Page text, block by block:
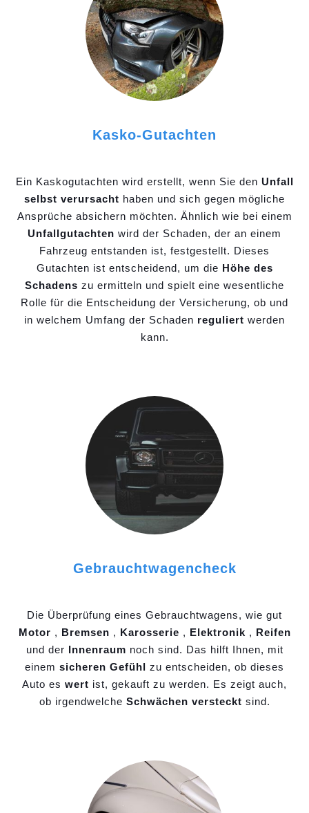
Kasko-Gutachten
Ein Kaskogutachten wird erstellt, wenn Sie den Unfall
selbst verursacht haben und sich gegen mögliche
Ansprüche absichern möchten. Ähnlich wie bei einem
Unfallgutachten wird der Schaden, der an einem
Fahrzeug entstanden ist, festgestellt. Dieses
Gutachten ist entscheidend, um die Höhe des
Schadens zu ermitteln und spielt eine wesentliche
Rolle für die Entscheidung der Versicherung, ob und
in welchem Umfang der Schaden reguliert werden
kann.
Gebrauchtwagencheck
Die Überprüfung eines Gebrauchtwagens, wie gut
Motor , Bremsen , Karosserie , Elektronik , Reifen
und der Innenraum noch sind. Das hilft Ihnen, mit
einem sicheren Gefühl zu entscheiden, ob dieses
Auto es wert ist, gekauft zu werden. Es zeigt auch,
ob irgendwelche Schwächen versteckt sind.